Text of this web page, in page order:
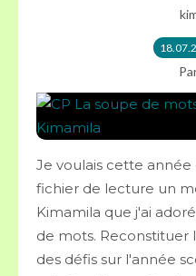
Je voulais cette
fichier de lecture un
Kimamila que j'ai
de mots. Reconstituer
des défis sur l'année